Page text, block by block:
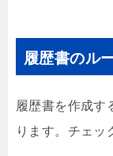
履歴書のル
履歴書を作成す
ります。チェッ